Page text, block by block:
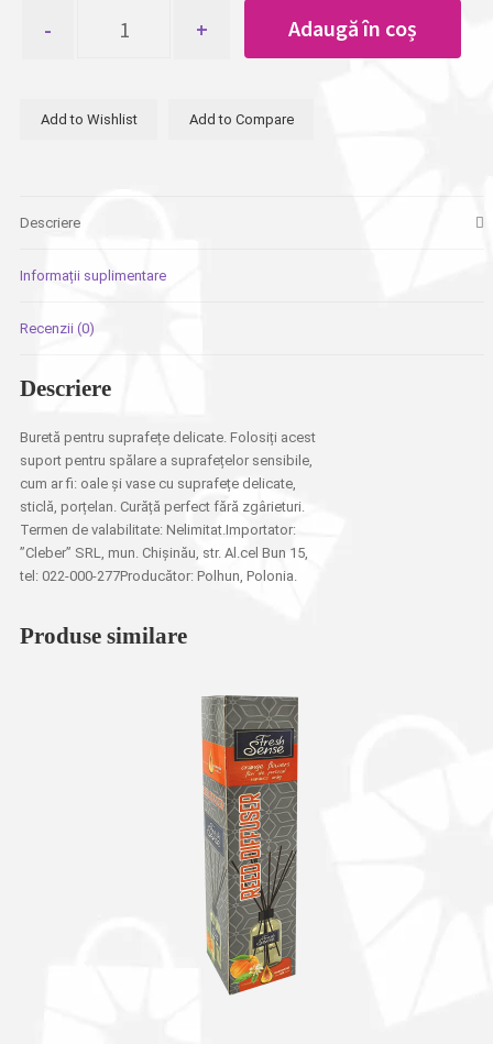
Burete
Fresh
Adaugă în coș
Add to Wishlist Add to Compare
Descriere
Informații suplimentare
Recenzii (0)
Descriere
Buretă pentru suprafețe delicate. Folosiți acest
suport pentru spălare a suprafețelor sensibile,
cum ar fi: oale și vase cu suprafețe delicate,
sticlă, porțelan. Curăță perfect fără zgârieturi.
Termen de valabilitate: Nelimitat.Importator:
”Cleber” SRL, mun. Chișinău, str. Al.cel Bun 15,
tel: 022-000-277Producător: Polhun, Polonia.
Produse similare